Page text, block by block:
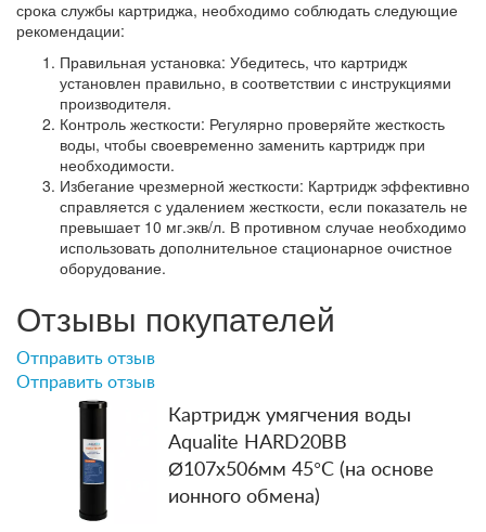
срока службы картриджа, необходимо соблюдать следующие
рекомендации:
Правильная установка: Убедитесь, что картридж
установлен правильно, в соответствии с инструкциями
производителя.
Контроль жесткости: Регулярно проверяйте жесткость
воды, чтобы своевременно заменить картридж при
необходимости.
Избегание чрезмерной жесткости: Картридж эффективно
справляется с удалением жесткости, если показатель не
превышает 10 мг.экв/л. В противном случае необходимо
использовать дополнительное стационарное очистное
оборудование.
Отзывы покупателей
Отправить отзыв
Отправить отзыв
Картридж умягчения воды
Aqualite HARD20BB
Ø107x506мм 45°C (на основе
ионного обмена)